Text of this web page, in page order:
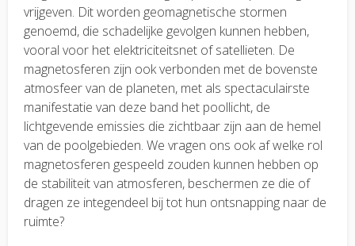
vrijgeven. Dit worden geomagnetische stormen
genoemd, die schadelijke gevolgen kunnen hebben,
vooral voor het elektriciteitsnet of satellieten. De
magnetosferen zijn ook verbonden met de bovenste
atmosfeer van de planeten, met als spectaculairste
manifestatie van deze band het poollicht, de
lichtgevende emissies die zichtbaar zijn aan de hemel
van de poolgebieden. We vragen ons ook af welke rol
magnetosferen gespeeld zouden kunnen hebben op
de stabiliteit van atmosferen, beschermen ze die of
dragen ze integendeel bij tot hun ontsnapping naar de
ruimte?